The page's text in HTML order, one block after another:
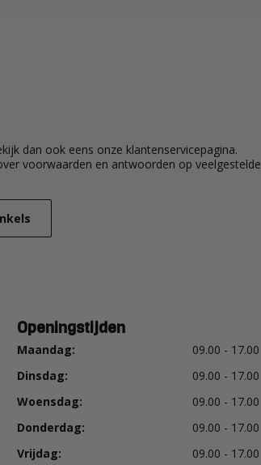
dan ook eens onze klantenservicepagina.
voorwaarden en antwoorden op veelgestelde
Openingstijden
Maandag:
09.00 - 17.00
Dinsdag:
09.00 - 17.00
Woensdag:
09.00 - 17.00
Donderdag:
09.00 - 17.00
Vrijdag:
09.00 - 17.00